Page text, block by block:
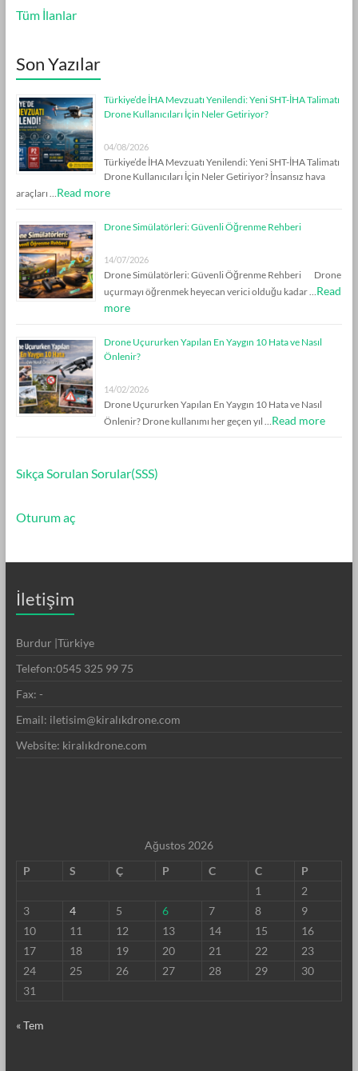
Tüm İlanlar
Son Yazılar
Türkiye’de İHA Mevzuatı Yenilendi: Yeni SHT-İHA Talimatı
Drone Kullanıcıları İçin Neler Getiriyor?
04/08/2026
Türkiye’de İHA Mevzuatı Yenilendi: Yeni SHT-İHA Talimatı
Drone Kullanıcıları İçin Neler Getiriyor? İnsansız hava
araçları …Read more
Drone Simülatörleri: Güvenli Öğrenme Rehberi
14/07/2026
Drone Simülatörleri: Güvenli Öğrenme Rehberi Drone
uçurmayı öğrenmek heyecan verici olduğu kadar …Read
more
Drone Uçururken Yapılan En Yaygın 10 Hata ve Nasıl
Önlenir?
14/02/2026
Drone Uçururken Yapılan En Yaygın 10 Hata ve Nasıl
Önlenir? Drone kullanımı her geçen yıl …Read more
Sıkça Sorulan Sorular(SSS)
Oturum aç
İletişim
Burdur |Türkiye
Telefon:0545 325 99 75
Fax: -
Email: iletisim@kiralıkdrone.com
Website: kiralıkdrone.com
Ağustos 2026
P
S Ç P C C
P
1
2
3
4 5 6 7 8
9
10
11 12 13 14 15
16
17
18 19 20 21 22
23
24
25 26 27 28 29
30
31
« Tem